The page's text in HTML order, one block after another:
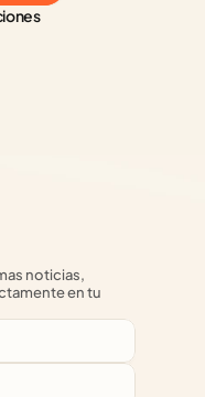
noticias,
en tu